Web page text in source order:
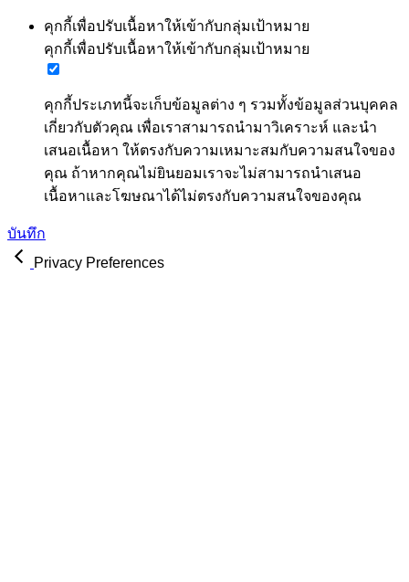
คุกกี้เพื่อปรับเนื้อหาให้เข้ากับกลุ่มเป้าหมาย
คุกกี้เพื่อปรับเนื้อหาให้เข้ากับกลุ่มเป้าหมาย
คุกกี้ประเภทนี้จะเก็บข้อมูลต่าง ๆ รวมทั้งข้อมูลส่วนบุคคล
เกี่ยวกับตัวคุณ เพื่อเราสามารถนำมาวิเคราะห์ และนำ
เสนอเนื้อหา ให้ตรงกับความเหมาะสมกับความสนใจของ
คุณ ถ้าหากคุณไม่ยินยอมเราจะไม่สามารถนำเสนอ
เนื้อหาและโฆษณาได้ไม่ตรงกับความสนใจของคุณ
บันทึก
Privacy Preferences